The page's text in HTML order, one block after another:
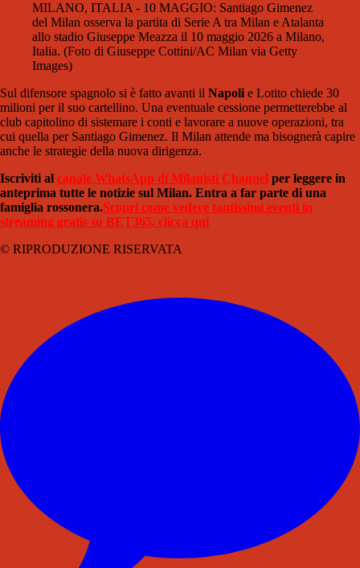
MILANO, ITALIA - 10 MAGGIO: Santiago Gimenez
del Milan osserva la partita di Serie A tra Milan e Atalanta
allo stadio Giuseppe Meazza il 10 maggio 2026 a Milano,
Italia. (Foto di Giuseppe Cottini/AC Milan via Getty
Images)
Sul difensore spagnolo si è fatto avanti il Napoli e Lotito chiede 30
milioni per il suo cartellino. Una eventuale cessione permetterebbe al
club capitolino di sistemare i conti e lavorare a nuove operazioni, tra
cui quella per Santiago Gimenez. Il Milan attende ma bisognerà capire
anche le strategie della nuova dirigenza.
Iscriviti al canale WhatsApp di Milanisti Channel per leggere in
anteprima tutte le notizie sul Milan. Entra a far parte di una
famiglia rossonera.Scopri come vedere tantissimi eventi in
streaming gratis su BET365, clicca qui
© RIPRODUZIONE RISERVATA